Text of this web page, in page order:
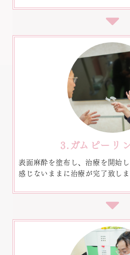
3.ガムピーリ
表面麻酔を塗布し、治療を開始
感じないままに治療が完了致しま